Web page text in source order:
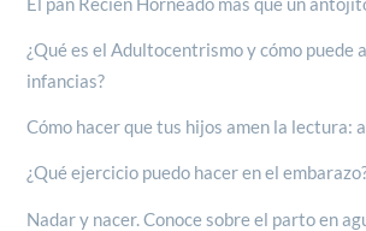
¿Qué es el Adultocentrismo y cómo puede
infancias?
Cómo hacer que tus hijos amen la lectura:
¿Qué ejercicio puedo hacer en el
Nadar y nacer. Conoce sobre el parto en